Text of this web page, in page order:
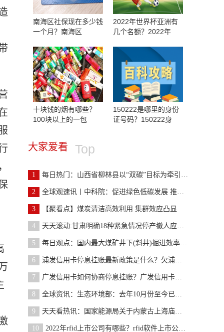
南海区社保现在多少钱
一个月？南海区
2022年世界杯亚洲有
几个名额？2022年
十块钱的烟有哪些？
100块以上的一包
150222是哪里的身份
证号码？150222身
大家爱看 Top
1 每日热门：山西省柳林县以“双碳”目标为牵引谱写能
2 全球观速讯丨中科院：促进绿色低碳发展 推动煤炭清
3 【聚看点】煤炭清洁高效利用 集群效应凸显
4 天天滚动:甘肃明确18种紧急情况停产撤人应急措施
5 每日观点：国内最大煤矿井下(斜井)掘进效率创全国纪
6 浦发信用卡停息挂账最新政策是什么？欠浦发21万协商
7 广发信用卡如何协商停息挂账？广发信用卡停息挂账申
8 全球资讯：生态环境部：去年10月份至今已审查审批煤
9 天天看热讯：国家能源局关于内蒙古上海庙矿区长城二
10 2022年rfid上市公司有哪些？rfid软件上市公司有哪些？